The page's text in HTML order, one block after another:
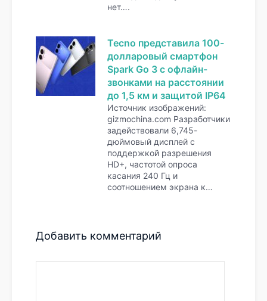
нет….
Tecno представила 100-
долларовый смартфон
Spark Go 3 с офлайн-
звонками на расстоянии
до 1,5 км и защитой IP64
Источник изображений:
gizmochina.com Разработчики
задействовали 6,745-
дюймовый дисплей с
поддержкой разрешения
HD+, частотой опроса
касания 240 Гц и
соотношением экрана к…
Добавить комментарий